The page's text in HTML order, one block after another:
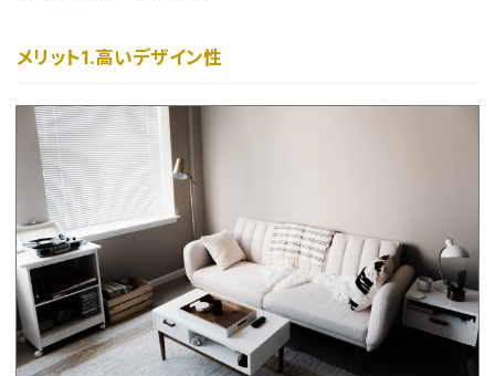
物件名から探す
マップで探す
マップ表示
メリット1.高いデザイン性